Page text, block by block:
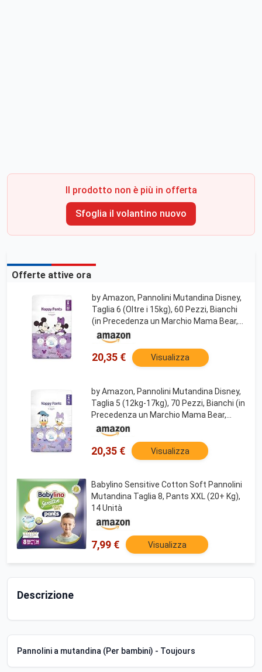
Il prodotto non è più in offerta
Sfoglia il volantino nuovo
Offerte attive ora
by Amazon, Pannolini Mutandina Disney,
Taglia 6 (Oltre i 15kg), 60 Pezzi, Bianchi
(in Precedenza un Marchio Mama Bear,
Stesso Prodotto)
20,35 € Visualizza
by Amazon, Pannolini Mutandina Disney,
Taglia 5 (12kg-17kg), 70 Pezzi, Bianchi (in
Precedenza un Marchio Mama Bear,
Stesso Prodotto)
20,35 € Visualizza
Babylino Sensitive Cotton Soft Pannolini
Mutandina Taglia 8, Pants XXL (20+ Kg),
14 Unità
7,99 € Visualizza
Descrizione
Pannolini a mutandina (Per bambini) - Toujours